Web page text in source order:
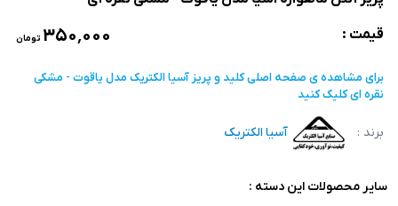
قیمت :
۳۵۰٬۰۰۰ تومان
برای مشاهده ی صفحه اصلیکلید و پریز آسیا الکتریک مدل یاقوت - مشکی
نقره ایکلیک کنید
برند : آسیا الکتریک
سایر محصولات این دسته :